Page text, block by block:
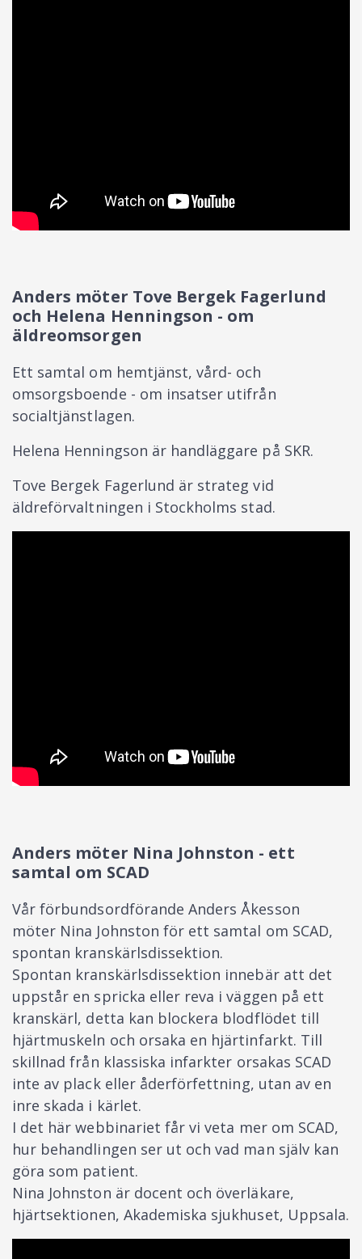
Anders möter Tove Bergek Fagerlund
och Helena Henningson - om
äldreomsorgen
Ett samtal om hemtjänst, vård- och
omsorgsboende - om insatser utifrån
socialtjänstlagen.
Helena Henningson är handläggare på SKR.
Tove Bergek Fagerlund är strateg vid
äldreförvaltningen i Stockholms stad.
Anders möter Nina Johnston - ett
samtal om SCAD
Vår förbundsordförande Anders Åkesson
möter Nina Johnston för ett samtal om SCAD,
spontan kranskärlsdissektion.
Spontan kranskärlsdissektion innebär att det
uppstår en spricka eller reva i väggen på ett
kranskärl, detta kan blockera blodflödet till
hjärtmuskeln och orsaka en hjärtinfarkt. Till
skillnad från klassiska infarkter orsakas SCAD
inte av plack eller åderförfettning, utan av en
inre skada i kärlet.
I det här webbinariet får vi veta mer om SCAD,
hur behandlingen ser ut och vad man själv kan
göra som patient.
Nina Johnston är docent och överläkare,
hjärtsektionen, Akademiska sjukhuset, Uppsala.